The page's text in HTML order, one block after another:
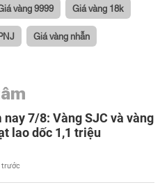
vàng 9999 Giá vàng 18k
Giá vàng nhẫn
nay 7/8: Vàng SJC và vàng
lao dốc 1,1 triệu
trước